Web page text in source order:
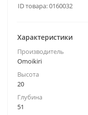
ID товара:0160032
Характеристики
Производитель
Omoikiri
Высота
20
Глубина
51